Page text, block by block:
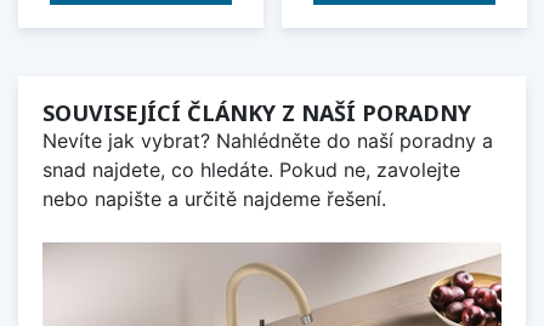
SOUVISEJÍCÍ ČLÁNKY Z NAŠÍ PORADNY
Nevíte jak vybrat? Nahlédněte do naší poradny a
snad najdete, co hledáte. Pokud ne, zavolejte
nebo napište a určitě najdeme řešení.